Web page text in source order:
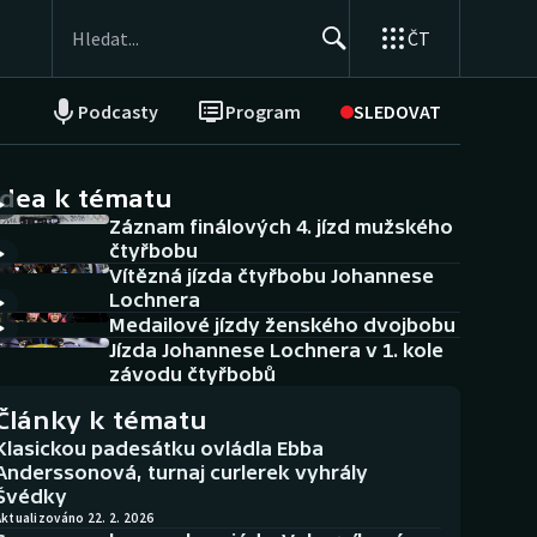
ČT
Podcasty Program SLEDOVAT
NEPŘEHLÉDNĚTE
Historické návraty
Aplikace ČT sport
AZ kvíz
k tématu
Záznam finálových 4. jízd mužského
čtyřbobu
Vítězná jízda čtyřbobu Johannese
Lochnera
Medailové jízdy ženského dvojbobu
Jízda Johannese Lochnera v 1. kole
závodu čtyřbobů
k tématu
padesátku ovládla Ebba
turnaj curlerek vyhrály
22. 2. 2026